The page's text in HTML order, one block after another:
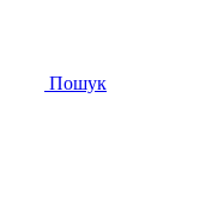
Пошук